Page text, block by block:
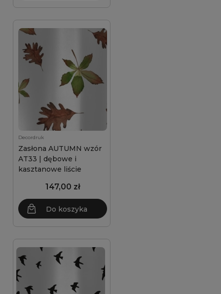
Decordruk
Zasłona AUTUMN wzór
AT33 | dębowe i
kasztanowe liście
147,00 zł
Do koszyka